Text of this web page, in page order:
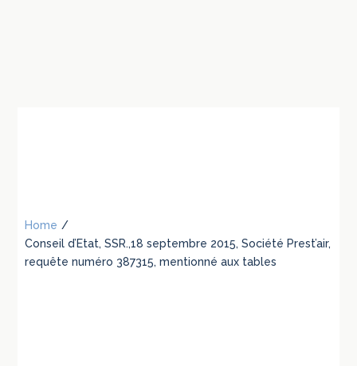
Home /
Conseil d’Etat, SSR.,18 septembre 2015, Société Prest’air,
requête numéro 387315, mentionné aux tables